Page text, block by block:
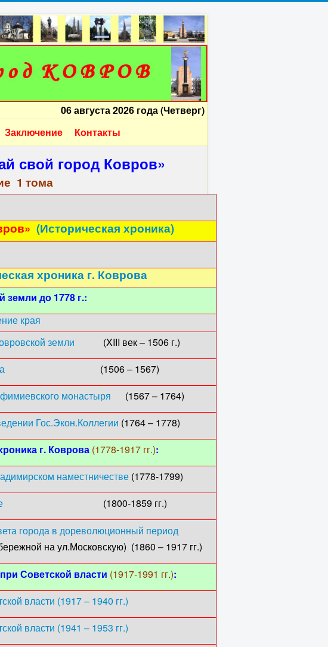
06 августа 2026 года (Четверг)
Заключение Контакты
свой город Ковров»
(Историческая хроника)
хроника г. Коврова
земли до 1778 г.:
края
земли (XIII век – 1506 г.)
(1506 – 1567)
монастыря (1567 – 1764)
Гос.Экон.Коллегии (1764 – 1778)
г. Коврова (1778-1917 гг.):
наместничестве (1778-1799)
(1800-1859 гг.)
города в дореволюционный период
на ул.Московскую) (1860 – 1917 гг.)
Советской власти (1917-1991 гг.):
власти (1917 – 1940 гг.)
власти (1941 – 1953 гг.)